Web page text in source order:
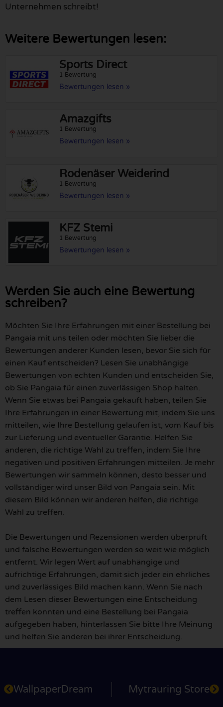
Unternehmen schreibt!
Weitere Bewertungen lesen:
Sports Direct
1 Bewertung
Bewertungen lesen »
Amazgifts
1 Bewertung
Bewertungen lesen »
Rodenäser Weiderind
1 Bewertung
Bewertungen lesen »
KFZ Stemi
1 Bewertung
Bewertungen lesen »
Werden Sie auch eine Bewertung
schreiben?
Möchten Sie Ihre Erfahrungen mit einer Bestellung bei
Pangaia mit uns teilen oder möchten Sie lieber die
Bewertungen anderer Kunden lesen, bevor Sie sich für
einen Kauf entscheiden? Lesen Sie unabhängige
Bewertungen von echten Kunden und entscheiden Sie,
ob Sie Pangaia für einen zuverlässigen Shop halten.
Wenn Sie etwas bei Pangaia gekauft haben, teilen Sie
Ihre Erfahrungen in einer Bewertung mit, indem Sie uns
mitteilen, wie Ihre Bestellung gelaufen ist, vom Kauf bis
zur Lieferung und eventueller Garantie. Helfen Sie
anderen, die richtige Wahl zu treffen, indem Sie Ihre
negativen und positiven Erfahrungen mitteilen. Je mehr
Bewertungen wir sammeln können, desto besser und
vollständiger wird unser Bild von Pangaia sein. Mit
diesem Bild können wir anderen helfen, die richtige
Wahl zu treffen.
Die Bewertungen und Rezensionen werden überprüft
und falsche Bewertungen werden so weit wie möglich
entfernt. Wir legen Wert auf unabhängige und
aufrichtige Erfahrungen, damit sich jeder ein ehrliches
und zuverlässiges Bild machen kann. Wenn Sie nach
dem Lesen dieser Bewertungen eine Entscheidung
treffen konnten und eine Bestellung bei Pangaia
aufgegeben haben, hinterlassen Sie bitte Ihre Meinung
und helfen Sie anderen bei ihrer Entscheidung.
WallpaperDream Mytrauring Store